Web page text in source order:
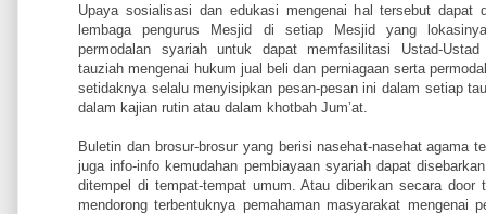
Upaya sosialisasi dan edukasi mengenai hal tersebut dapat
lembaga pengurus Mesjid di setiap Mesjid yang
permodalan syariah untuk dapat memfasilitasi Ustad-
tauziah mengenai hukum jual beli dan perniagaan serta
setidaknya selalu menyisipkan pesan-pesan ini dalam setiap
dalam kajian rutin atau dalam khotbah Jum’at.
Buletin dan brosur-brosur yang berisi nasehat-nasehat agama
juga info-info kemudahan pembiayaan syariah dapat
ditempel di tempat-tempat umum. Atau diberikan secara door
mendorong terbentuknya pemahaman masyarakat mengenai